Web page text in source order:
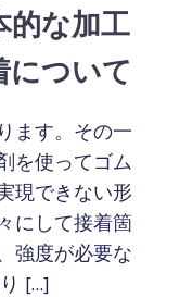
的な加工
ついて
ます。その一
を使ってゴム
現できない形
にして接着箇
強度が必要な
[…]